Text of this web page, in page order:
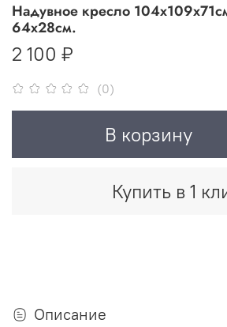
(0)
Надувное кресло
64х28см.
2 100 ₽
В корзину
Купить в 1
Описание